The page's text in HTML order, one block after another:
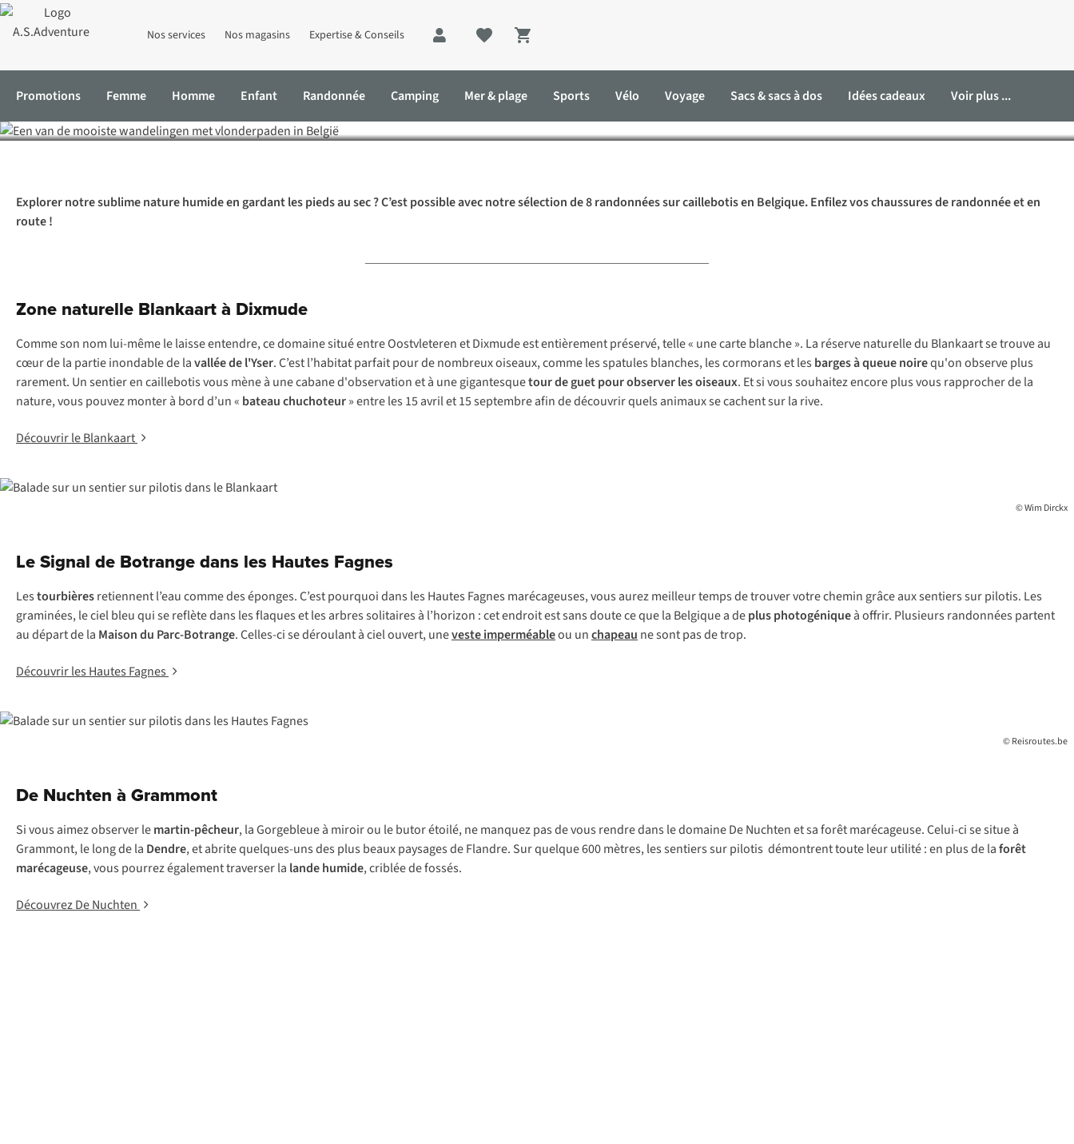
Nos services Nos magasins Expertise & Conseils
Shopping cart
Promotions Femme Homme Enfant Randonnée Camping Mer & plage Sports Vélo Voyage Sacs & sacs à dos Idées cadeaux Voir plus ...
Accueil Expertise & Conseils Les plus beaux sentiers sur pilotis en Belgique
Les plus beaux sentiers sur pilotis en Belgique
Explorer notre sublime nature humide en gardant les pieds au sec ? C’est possible avec notre sélection de 8 randonnées sur caillebotis en Belgique. Enfilez vos chaussures de randonnée et en
route !
Zone naturelle Blankaart à Dixmude
Comme son nom lui-même le laisse entendre, ce domaine situé entre Oostvleteren et Dixmude est entièrement préservé, telle « une carte blanche ». La réserve naturelle du Blankaart se trouve au
cœur de la partie inondable de lavallée de l'Yser. C’est l’habitat parfait pour de nombreux oiseaux, comme les spatules blanches, les cormorans et les barges à queue noirequ'on observe plus
rarement. Un sentier en caillebotis vous mène à une cabane d'observation et à une gigantesquetour de guet pour observer les oiseaux. Et si vous souhaitez encore plus vous rapprocher de la
nature, vous pouvez monter à bord d’un « bateau chuchoteur» entre les 15 avril et 15 septembre afin de découvrir quels animaux se cachent sur la rive.
Découvrir le Blankaart
© Wim Dirckx
Le Signal de Botrange dans les Hautes Fagnes
Lestourbièresretiennent l’eau comme des éponges. C’est pourquoi dans les Hautes Fagnes marécageuses, vous aurez meilleur temps de trouver votre chemin grâce aux sentiers sur pilotis. Les
graminées, le ciel bleu qui se reflète dans les flaques et les arbres solitaires à l’horizon : cet endroit est sans doute ce que la Belgique a deplus photogéniqueà offrir. Plusieurs randonnées partent
au départ de la Maison du Parc-Botrange. Celles-ci se déroulant à ciel ouvert, uneveste imperméableou unchapeau ne sont pas de trop.
Découvrir les Hautes Fagnes
© Reisroutes.be
De Nuchten à Grammont
Si vous aimez observer lemartin-pêcheur, la Gorgebleue à miroir ou le butor étoilé, ne manquez pas de vous rendre dans le domaine De Nuchten et sa forêt marécageuse. Celui-ci se situe à
Grammont, le long de la Dendre, et abrite quelques-uns des plus beaux paysages de Flandre. Sur quelque 600 mètres, les sentiers sur pilotis démontrent toute leur utilité : en plus de laforêt
marécageuse, vous pourrez également traverser la lande humide, criblée de fossés.
Découvrez De Nuchten